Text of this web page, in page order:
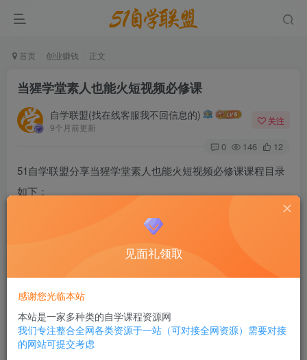
首页 创业赚钱 正文
当猩学堂素人也能火短视频必修课
自学联盟(找在线客服我不回信息的)
9个月前更新
关注
0 146 12
51自学联盟分享当猩学堂素人也能火短视频必修课课程目录
如下：
见面礼领取
感谢您光临本站
本站是一家多种类的自学课程资源网
我们专注整合全网各类资源于一站（可对接全网资源）需要对接
的网站可提交考虑